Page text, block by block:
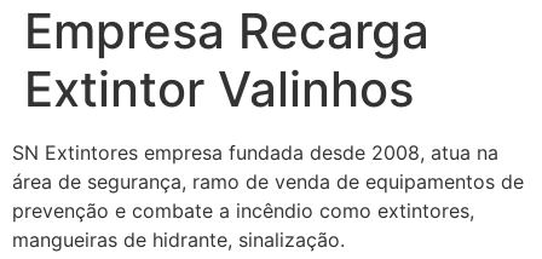
Empresa Recarga
Extintor Valinhos
SN Extintores empresa fundada desde 2008, atua na
área de segurança, ramo de venda de equipamentos de
prevenção e combate a incêndio como extintores,
mangueiras de hidrante, sinalização.